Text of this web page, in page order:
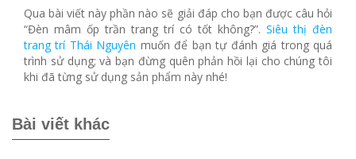
Qua bài viết này phần nào sẽ giải đáp cho bạn được câu hỏi
“Đèn mâm ốp trần trang trí có tốt không?”. Siêu thị đèn
trang trí Thái Nguyên muốn để bạn tự đánh giá trong quá
trình sử dụng; và bạn đừng quên phản hồi lại cho chúng tôi
khi đã từng sử dụng sản phẩm này nhé!
Bài viết khác